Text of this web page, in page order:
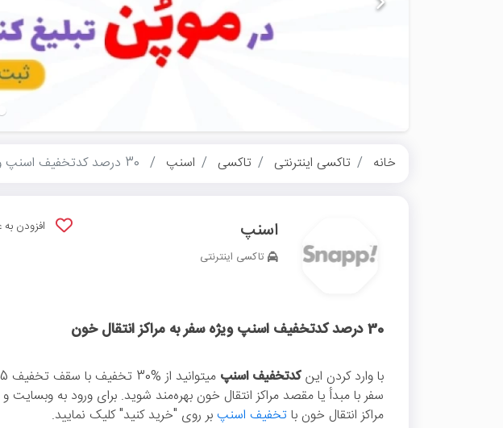
خانه تاکسی اینترنتی تاکسی اسنپ
اسنپ
تاکسی اینترنتی
افزودن
30 درصد کدتخفیف اسنپ ویژه سفر به مراکز انتقال خون
با وارد کردن اینکدتخفیف اسنپ
سفر با مبدأ یا مقصد مراکز انتقال خون بهره‌مند شوید. برای ورود به وبسایت
مراکز انتقال خون باتخفیف اسنپبر روی "خرید کنید" کلیک نمایید.